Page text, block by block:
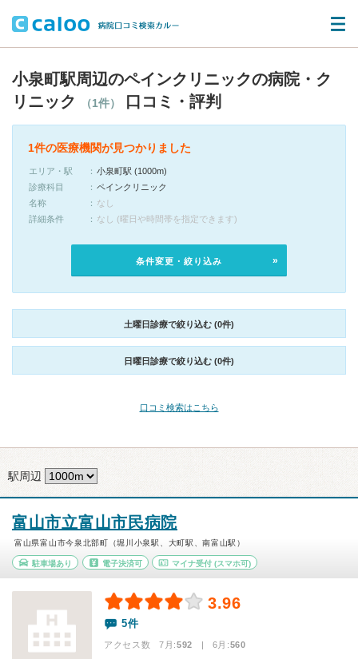
小泉町駅周辺のペインクリニックの病院・ク
リニック
（1件） 口コミ・評判
1件の医療機関が見つかりました
エリア・駅
小泉町駅 (1000m)
診療科目
ペインクリニック
名称
なし
詳細条件
なし (曜日や時間帯を指定できます)
条件変更・絞り込み
土曜日診療で絞り込む (0件)
日曜日診療で絞り込む (0件)
口コミ検索はこちら
駅周辺
富山市立富山市民病院
富山県富山市今泉北部町（堀川小泉駅、大町駅、南富山駅）
駐車場あり 電子決済可 マイナ受付 (スマホ可)
3.96
5件
アクセス数 7月:592 | 6月:560